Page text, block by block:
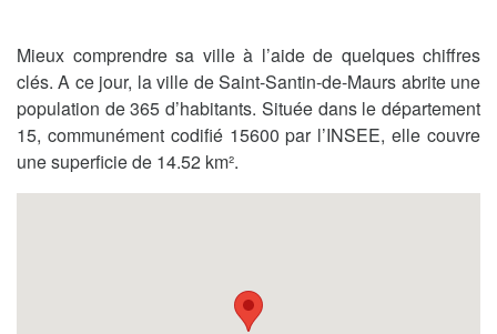
Mieux comprendre sa ville à l’aide de quelques chiffres
clés. A ce jour, la ville de Saint-Santin-de-Maurs abrite une
population de 365 d’habitants. Située dans le département
15, communément codifié 15600 par l’INSEE, elle couvre
une superficie de 14.52 km².